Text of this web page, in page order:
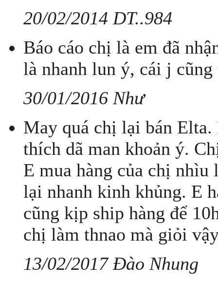
20/02/2014 DT..984
Báo cáo chị là em đã
là nhanh lun ý, cái j
30/01/2016 Như
May quá chị lại bán
thích dã man khoản ý.
E mua hàng của chị
lại nhanh kinh khủng. E
cũng kịp ship hàng để
chị làm thnao mà giỏi
13/02/2017 Đào Nhung